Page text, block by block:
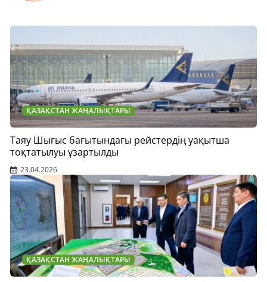
ҚАЗАҚСТАН ЖАҢАЛЫҚТАРЫ
Таяу Шығыс бағытындағы рейстердің уақытша
тоқтатылуы ұзартылды
23.04.2026
ҚАЗАҚСТАН ЖАҢАЛЫҚТАРЫ